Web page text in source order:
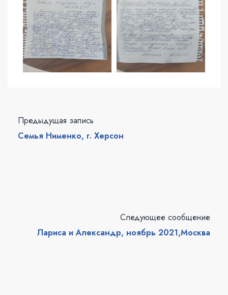
Предыдущая запись
Семья Нименко, г. Херсон
Следующее сообщение
Лариса и Александр, ноябрь 2021,Москва